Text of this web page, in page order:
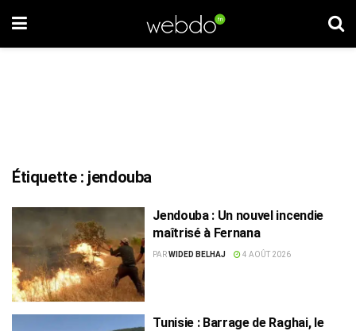
Étiquette : jendouba
Jendouba : Un nouvel incendie
maîtrisé à Fernana
PARWIDED BELHAJ 4 AOÛT 2026
Tunisie : Barrage de Raghai, le